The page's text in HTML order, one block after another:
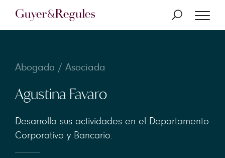
Abogada / Asociada
Agustina Favaro
Desarrolla sus actividades en el Departamento
Corporativo y Bancario.